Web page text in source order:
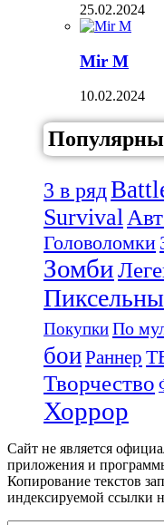
25.02.2024
Mir M
10.02.2024
3 в ряд
Survival
Головоломки
Зомби
ПокупкиПо
боиРаннер
Творчество
Хоррор
Сайт не является
приложения и
Копирование текстов
индексируемой ссылки